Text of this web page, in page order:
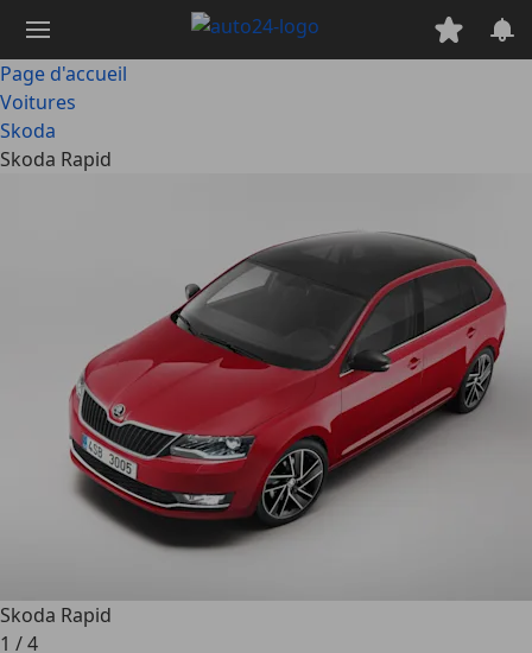
contenu
principal
Page d'accueil
Voitures
Skoda
Skoda Rapid
Skoda Rapid
1 /4